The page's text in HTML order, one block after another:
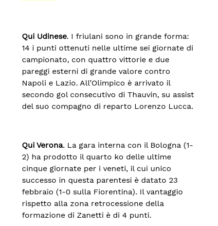
Qui Udinese. I friulani sono in grande forma:
14 i punti ottenuti nelle ultime sei giornate di
campionato, con quattro vittorie e due
pareggi esterni di grande valore contro
Napoli e Lazio. All’Olimpico è arrivato il
secondo gol consecutivo di Thauvin, su assist
del suo compagno di reparto Lorenzo Lucca.
Qui Verona. La gara interna con il Bologna (1-
2) ha prodotto il quarto ko delle ultime
cinque giornate per i veneti, il cui unico
successo in questa parentesi è datato 23
febbraio (1-0 sulla Fiorentina). Il vantaggio
rispetto alla zona retrocessione della
formazione di Zanetti è di 4 punti.